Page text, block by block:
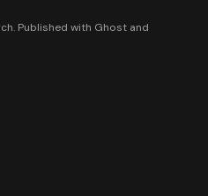
Published with Ghost and